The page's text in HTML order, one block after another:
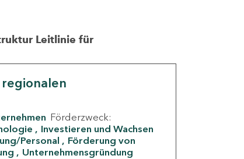
Leitlinie für
Förderzweck:
Investieren und Wachsen
Personal
Förderung von
Unternehmensgründung